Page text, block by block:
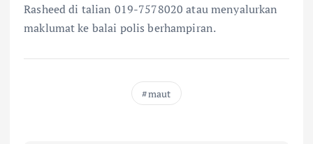
Rasheed di talian 019-7578020 atau menyalurkan
maklumat ke balai polis berhampiran.
maut